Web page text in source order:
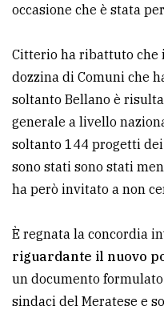
occasione che è stata
Citterio ha ribattuto che
dozzina di Comuni che
soltanto Bellano è
generale a livello
soltanto 144 progetti
sono stati sono stati
ha però invitato a non
È regnata la concordia
riguardante il nuovo
un documento
sindaci del Meratese e